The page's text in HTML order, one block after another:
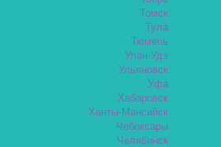
Томск
Тула
Тюмень
Улан-Удэ
Ульяновск
Уфа
Хабаровск
Ханты-Мансийск
Чебоксары
Челябинск